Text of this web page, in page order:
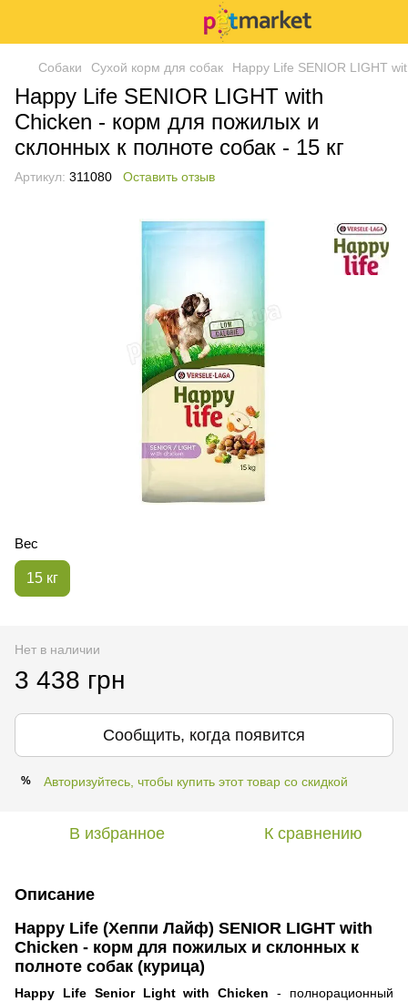
Собаки Сухой корм для собак Happy Life SENIOR LIGHT
Happy Life SENIOR LIGHT with
Chicken - корм для пожилых и
склонных к полноте собак - 15 кг
Артикул: 311080 Оставить отзыв
Вес
15 кг
Нет в наличии
3 438 грн
Сообщить, когда появится
% Авторизуйтесь, чтобы купить этот товар со скидкой
В избранное К сравнению
Описание
Happy Life (Хеппи Лайф) SENIOR LIGHT with
Chicken - корм для пожилых и склонных к
полноте собак (курица)
Happy Life Senior Light with Chicken - полнорационный